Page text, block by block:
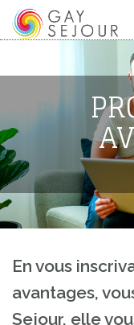
En vous
avantages,
Sejour, elle